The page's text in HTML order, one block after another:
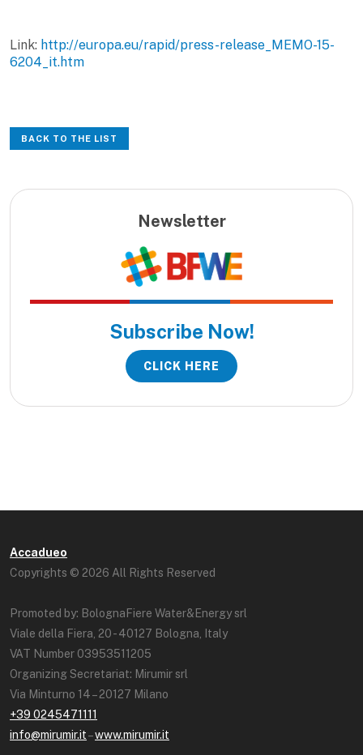
Link: http://europa.eu/rapid/press-release_MEMO-15-
6204_it.htm
BACK TO THE LIST
Newsletter
Subscribe Now!
CLICK HERE
Accadueo
Copyrights © 2026 All Rights Reserved
Promoted by: BolognaFiere Water&Energy srl
Viale della Fiera, 20 - 40127 Bologna, Italy
VAT Number 03953511205
Organizing Secretariat: Mirumir srl
Via Minturno 14 – 20127 Milano
+39 0245471111
info@mirumir.it–www.mirumir.it